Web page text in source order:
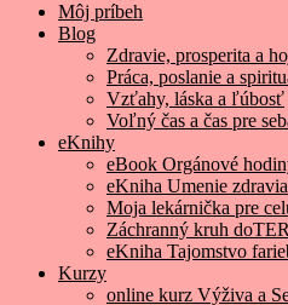
Môj príbeh
Blog
Zdravie, prosperita a
Práca, poslanie a
Vzťahy, láska a ľúbosť
Voľný čas a čas pre
eKnihy
eBook Orgánové
eKniha Umenie zdravia
Moja lekárnička pre
Záchranný kruh
eKniha Tajomstvo
Kurzy
online kurz Výživa a